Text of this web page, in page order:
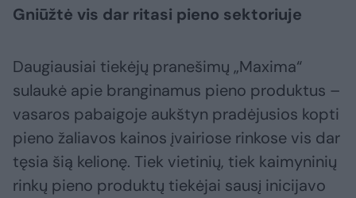
Gniūžtė vis dar ritasi pieno sektoriuje
Daugiausiai tiekėjų pranešimų „Maxima“
sulaukė apie branginamus pieno produktus –
vasaros pabaigoje aukštyn pradėjusios kopti
pieno žaliavos kainos įvairiose rinkose vis dar
tęsia šią kelionę. Tiek vietinių, tiek kaimyninių
rinkų pieno produktų tiekėjai sausį inicijavo